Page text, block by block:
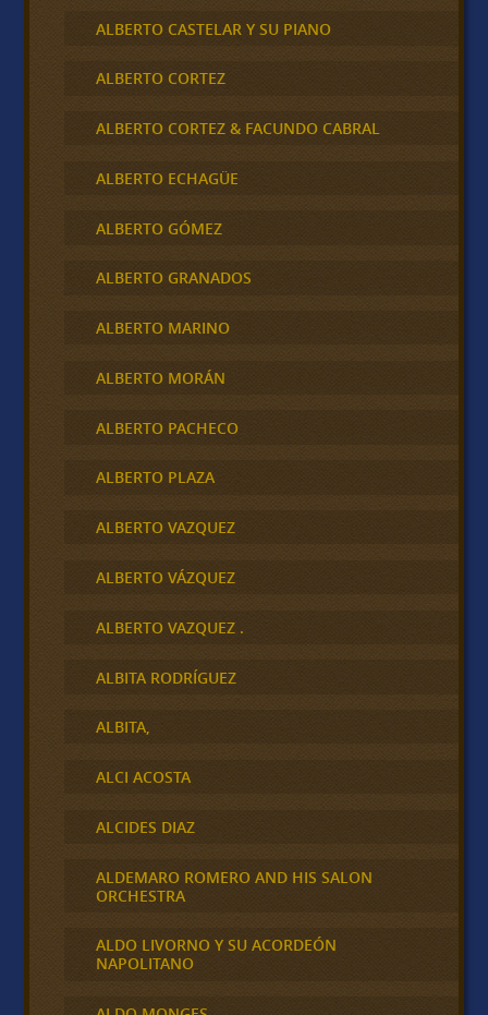
ALBERTO CASTELAR Y SU PIANO
ALBERTO CORTEZ
ALBERTO CORTEZ & FACUNDO CABRAL
ALBERTO ECHAGÜE
ALBERTO GÓMEZ
ALBERTO GRANADOS
ALBERTO MARINO
ALBERTO MORÁN
ALBERTO PACHECO
ALBERTO PLAZA
ALBERTO VAZQUEZ
ALBERTO VÁZQUEZ
ALBERTO VAZQUEZ .
ALBITA RODRÍGUEZ
ALBITA,
ALCI ACOSTA
ALCIDES DIAZ
ALDEMARO ROMERO AND HIS SALON
ORCHESTRA
ALDO LIVORNO Y SU ACORDEÓN
NAPOLITANO